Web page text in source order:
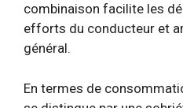
combinaison facilite les
efforts du conducteur et
général.
En termes de